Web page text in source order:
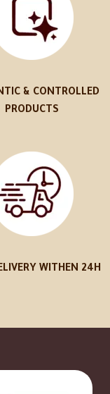
& CONTROLLED
PRODUCTS
WITHEN 24H